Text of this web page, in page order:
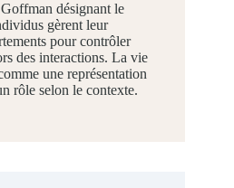
désignant le
gèrent leur
pour contrôler
des interactions. La vie
une représentation
rôle selon le contexte.